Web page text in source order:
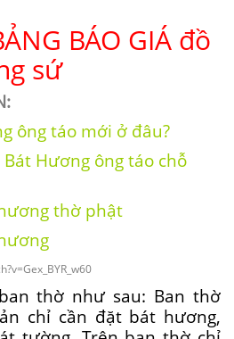
BÁO GIÁ đồ
sứ
ông táo mới ở đâu?
Hương ông táo chỗ
thờ phật
thờ như sau: Ban thờ
chỉ cần đặt bát hương,